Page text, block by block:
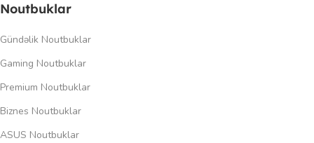
Noutbuklar
Gündəlik Noutbuklar
Gaming Noutbuklar
Premium Noutbuklar
Biznes Noutbuklar
ASUS Noutbuklar